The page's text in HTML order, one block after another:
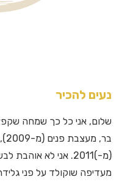
נעים להכיר
שלום, אני כל כך שמחה
(מ-)2011. אני לא
מעדיפה שוקולד על פני